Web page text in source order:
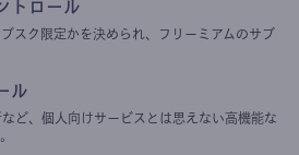
トロール
スク限定かを決められ、フリーミアムのサブ
ル
ど、個人向けサービスとは思えない高機能な